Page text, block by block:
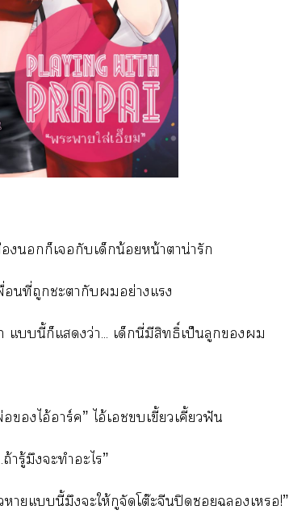
งก็เกับเด็กน้อยหน้าตาน่ารัก
อนที่ถูกะากับอย่างแ
แนี้ก็แว่า... เด็กนี่มีสิทธิ์เป็นลูก
ไอ้าร์ค” ไอ้เขบเขี้ยวเคี้ยวฟัน
ถ้ารู้มึงะทำะไ”
าแนี้มึงะให้กูจัดโต๊ะจีนปิดเ!”